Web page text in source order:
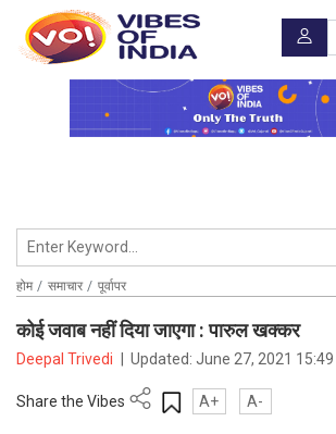
होम समाचार पूर्वापर
कोई जवाब नहीं द‍िया जाएगा : पारुल खक्कर
Deepal Trivedi Updated:June 27, 2021 15:49
Share the Vibes A+ A-